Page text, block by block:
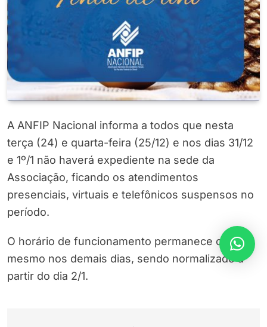
A ANFIP Nacional informa a todos que nesta
terça (24) e quarta-feira (25/12) e nos dias 31/12
e 1º/1 não haverá expediente na sede da
Associação, ficando os atendimentos
presenciais, virtuais e telefônicos suspensos no
período.
O horário de funcionamento permanece o
mesmo nos demais dias, sendo normalizado a
partir do dia 2/1.